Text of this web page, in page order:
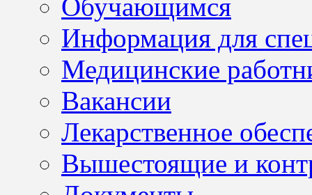
Обучающимся
Информация для
Медицинские
Вакансии
Лекарственное
Вышестоящие и